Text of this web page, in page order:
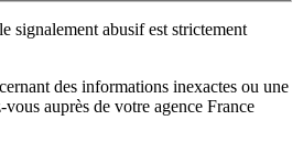
signalement abusif est strictement
des informations inexactes ou une
vous auprès de votre agence France